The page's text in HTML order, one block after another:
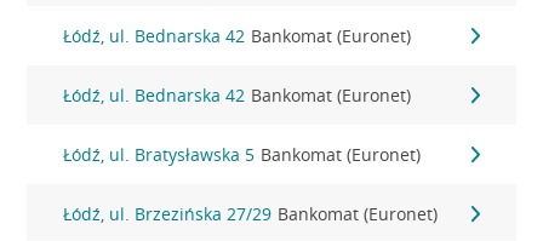
Łódź, ul. Bednarska 42 Bankomat (Euronet)
Łódź, ul. Bednarska 42 Bankomat (Euronet)
Łódź, ul. Bratysławska 5 Bankomat (Euronet)
Łódź, ul. Brzezińska 27/29 Bankomat (Euronet)